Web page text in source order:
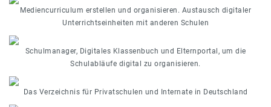
Mediencurriculum erstellen und organisieren. Austausch digitaler
Unterrichtseinheiten mit anderen Schulen
Schulmanager, Digitales Klassenbuch und Elternportal, um die
Schulabläufe digital zu organisieren.
Das Verzeichnis für Privatschulen und Internate in Deutschland